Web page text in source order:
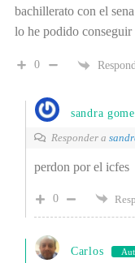
bachillerato con el
lo he podido conseguir
0
sandra
Responder a
perdon por el icfes
0
Carlos